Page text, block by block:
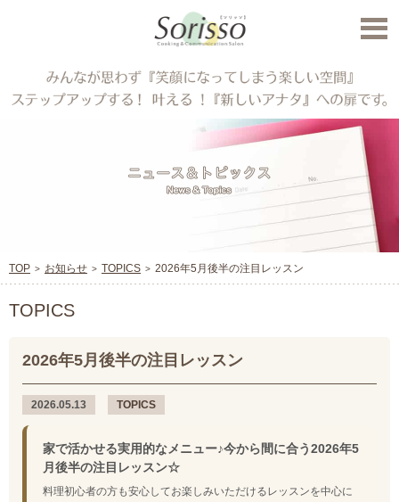
TOP お知らせ TOPICS 2026年5月後半の注目レッスン
TOPICS
2026年5月後半の注目レッスン
2026.05.13 TOPICS
家で活かせる実用的なメニュー♪今から間に合う2026年5
月後半の注目レッスン☆
料理初心者の方も安心してお楽しみいただけるレッスンを中心に